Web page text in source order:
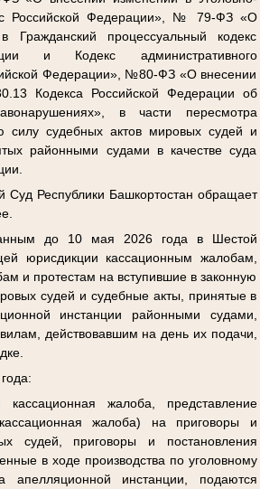
Российской Федерации», № 79-ФЗ «О
Гражданский процессуальный кодекс
и Кодекс административного
Федерации», №80-ФЗ «О внесении
Кодекса Российской Федерации об
в части пересмотра
силу судебных актов мировых судей и
районными судами в качестве суда
Суд Республики Башкортостан обращает
до 10 мая 2026 года в Шестой
юрисдикции кассационным жалобам,
и протестам на вступившие в законную
судей и судебные акты, принятые в
инстанции районными судами,
действовавшим на день их подачи,
жалоба, представление
жалоба) на приговоры и
судей, приговоры и постановления
в ходе производства по уголовному
апелляционной инстанции, подаются